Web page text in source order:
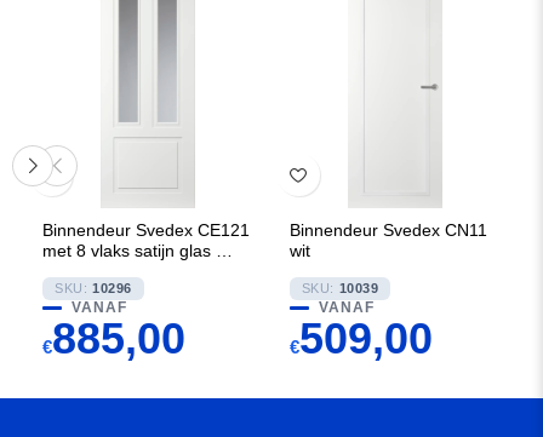
Binnendeur Svedex CE121
met 8 vlaks satijn glas met
SKU: 10296
VANAF
€885,00
Binnendeur Svedex CN11
wit
SKU: 10039
VANAF
€509,00